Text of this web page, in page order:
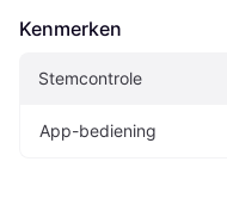
Kenmerken
Stemcontrole
App-bediening